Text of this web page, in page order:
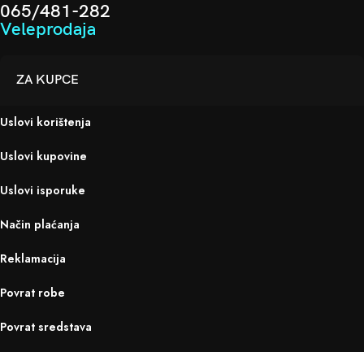
065/481-282
Veleprodaja
ZA KUPCE
Uslovi korištenja
Uslovi kupovine
Uslovi isporuke
Način plaćanja
Reklamacija
Povrat robe
Povrat sredstava